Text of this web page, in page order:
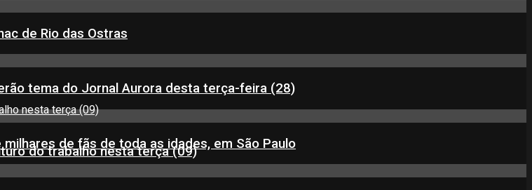
do trabalho nesta terça (09)
de Rio das Ostras
tema do Jornal Aurora desta terça-feira (28)
de fãs de toda as idades, em São Paulo